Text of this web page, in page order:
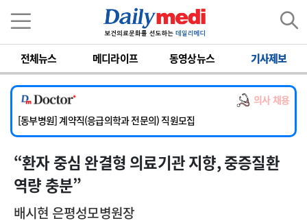
전체뉴스 메디라이프 동영상뉴스 기사제보
의사 채용
[서울아산병원] 2026년 하반기 인턴 모집
[영남대학교의료원] 마취통증의학과 임기제 임상의사 채용
[충남대학교병원] 소아청소년과(소아응급전담) 계약직 의사 공개채용
[동부병원] 계약직(응급의학과 전문의) 직원모집
[이대목동병원] 하반기 전공의(레지던트1년차) 모집
[서울아산병원] 2026년 하반기 인턴 모집
[영남대학교의료원] 마취통증의학과 임기제 임상의사 채용
“환자 중심 완결형 의료기관 지향, 중증질환
역량 충분”
배시현 은평성모병원장